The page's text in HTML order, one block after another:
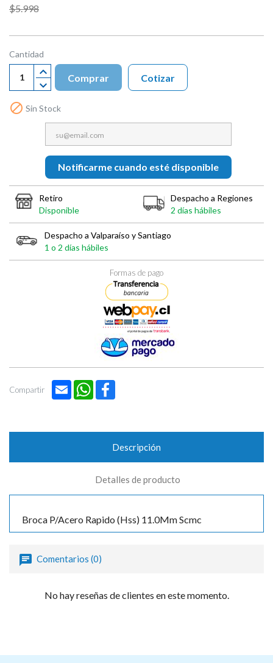
$5.998
Cantidad
Comprar
 Sin Stock
Notificarme cuando esté disponible
Cotizar
Retiro
Disponible
Despacho a Regiones
2 días hábiles
Despacho a Valparaíso y Santiago
1 o 2 días hábiles
Formas de pago
Compartir Email WhatsApp
Descripción
Detalles de producto
Broca P/Acero Rapido (Hss) 11.0Mm Scmc
Comentarios (0)
No hay reseñas de clientes en este momento.